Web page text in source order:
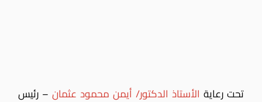
تحت رعاية الأستاذ الدكتور/ أيمن محمود عثمان– رئيس